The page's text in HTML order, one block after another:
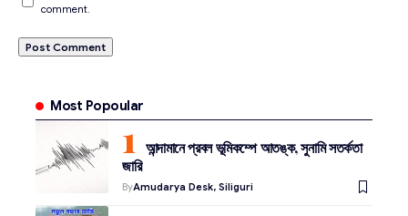
comment.
Most Popoular
আন্দামানে প্রবল ভূমিকম্পে আতঙ্ক, সুনামি সতর্কতা
জারি
ByAmudarya Desk, Siliguri